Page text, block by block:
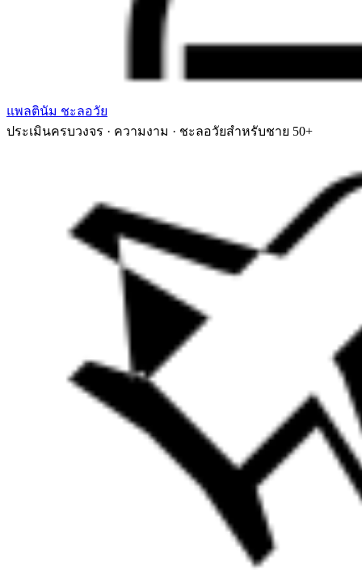
แพลตินัม ชะลอวัย
ประเมินครบวงจร · ความงาม · ชะลอวัยสำหรับชาย 50+